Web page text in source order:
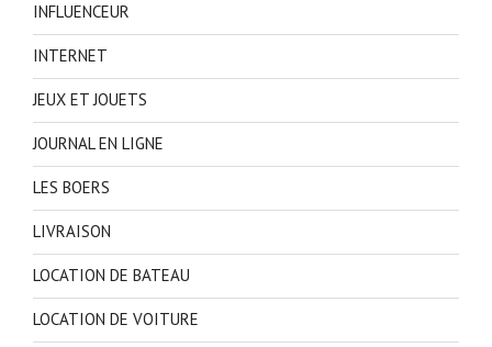
INFLUENCEUR
INTERNET
JEUX ET JOUETS
JOURNAL EN LIGNE
LES BOERS
LIVRAISON
LOCATION DE BATEAU
LOCATION DE VOITURE